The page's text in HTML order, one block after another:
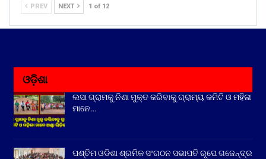
PREV NEXT 1 of 12
ଓଡ଼ିଶା
ଲସା ଗ୍ରାମକୁ ନିଶା ମୁକ୍ତ କରିବାକୁ ଗ୍ରାମ୍ୟ କମିଟି ଓ ମହିଳା
ମାନେ…
ପଶ୍ଚିମ ଓଡିଶା ଶ୍ରମିକ ସଂଗଠନ ସଭାପତି ରୂପେ ଗଜେନ୍ଦ୍ର